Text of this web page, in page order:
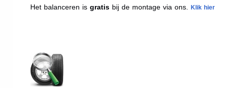
Het balanceren is gratis bij de montage via ons. Klik hier